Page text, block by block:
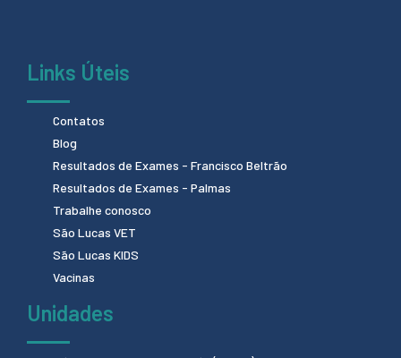
Links Úteis
Contatos
Blog
Resultados de Exames - Francisco Beltrão
Resultados de Exames - Palmas
Trabalhe conosco
São Lucas VET
São Lucas KIDS
Vacinas
Unidades